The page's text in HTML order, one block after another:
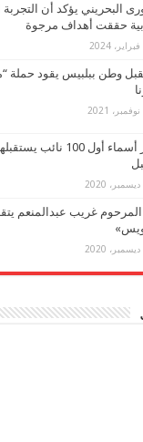
البحريني يؤكد أن
حققت أهداف مرجوة
وطن ببلبيس يقود حملة
ننشر أسماء أول 100
المرحوم غريب عبدالمنعم